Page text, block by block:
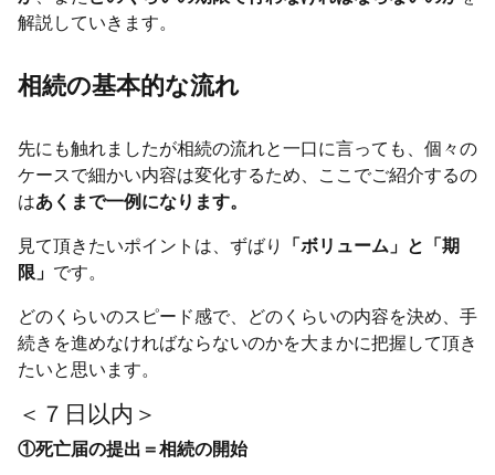
解説していきます。
相続の基本的な流れ
先にも触れましたが相続の流れと一口に言っても、個々の
ケースで細かい内容は変化するため、ここでご紹介するの
はあくまで一例になります。
見て頂きたいポイントは、ずばり
「ボリューム」と「期
限」 です。
どのくらいのスピード感で、どのくらいの内容を決め、手
続きを進めなければならないのかを大まかに把握して頂き
たいと思います。
＜７日以内＞
①死亡届の提出＝相続の開始